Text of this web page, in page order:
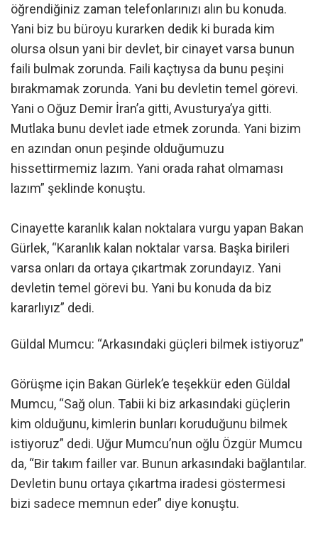
öğrendiğiniz zaman telefonlarınızı alın bu konuda.
Yani biz bu büroyu kurarken dedik ki burada kim
olursa olsun yani bir devlet, bir cinayet varsa bunun
faili bulmak zorunda. Faili kaçtıysa da bunu peşini
bırakmamak zorunda. Yani bu devletin temel görevi.
Yani o Oğuz Demir İran’a gitti, Avusturya’ya gitti.
Mutlaka bunu devlet iade etmek zorunda. Yani bizim
en azından onun peşinde olduğumuzu
hissettirmemiz lazım. Yani orada rahat olmaması
lazım” şeklinde konuştu.
Cinayette karanlık kalan noktalara vurgu yapan Bakan
Gürlek, “Karanlık kalan noktalar varsa. Başka birileri
varsa onları da ortaya çıkartmak zorundayız. Yani
devletin temel görevi bu. Yani bu konuda da biz
kararlıyız” dedi.
Güldal Mumcu: “Arkasındaki güçleri bilmek istiyoruz”
Görüşme için Bakan Gürlek’e teşekkür eden Güldal
Mumcu, “Sağ olun. Tabii ki biz arkasındaki güçlerin
kim olduğunu, kimlerin bunları koruduğunu bilmek
istiyoruz” dedi. Uğur Mumcu’nun oğlu Özgür Mumcu
da, “Bir takım failler var. Bunun arkasındaki bağlantılar.
Devletin bunu ortaya çıkartma iradesi göstermesi
bizi sadece memnun eder” diye konuştu.